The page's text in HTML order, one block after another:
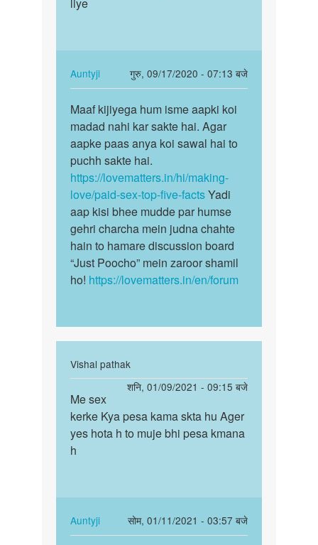
कमाना…
by
Lokesh
chahta
liye
Auntyji
गुरु, 09/17/2020 - 07:13 बजे
In
reply
to
Message
karna
chahta
hun…
by
Yash
pandey
Maaf
kijiyega
hum
isme
aapki…
Maaf kijiyega hum isme aapki koi
madad nahi kar sakte hai. Agar
aapke paas anya koi sawal hai to
puchh sakte hai.
https://lovematters.in/hi/making-
love/paid-sex-top-five-factsYadi
aap kisi bhee mudde par humse
gehri charcha mein judna chahte
hain to hamare discussion board
“Just Poocho” mein zaroor shamil
ho! https://lovematters.in/en/forum
Vishal pathak
शनि, 01/09/2021 - 09:15 बजे
reply
में
सेक्स
by
Lokesh
Me
sex
kerke
Kya
Me sex
kerke Kya pesa kama skta hu Ager
yes hota h to muje bhi pesa kmana
h
Auntyji
सोम, 01/11/2021 - 03:57 बजे
In
reply